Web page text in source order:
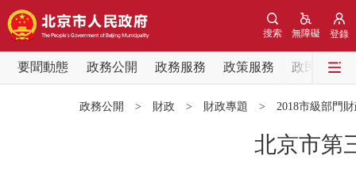
登錄
無障礙
搜索
要聞動態 政務公開 政務服務 政策服務
政民互動
政務公開 > 財政 > 財政專題 > 2018市級部門
北京市第